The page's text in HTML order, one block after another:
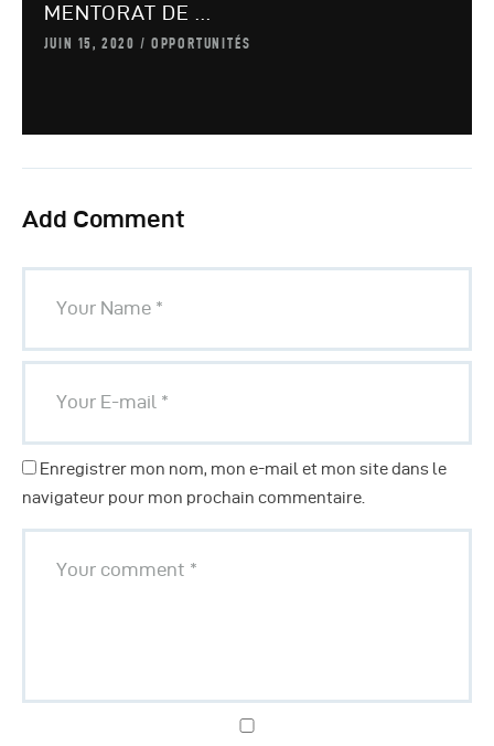
MENTORAT DE ...
JUIN 15, 2020 OPPORTUNITÉS
Add Comment
Enregistrer mon nom, mon e-mail et mon site dans le
navigateur pour mon prochain commentaire.